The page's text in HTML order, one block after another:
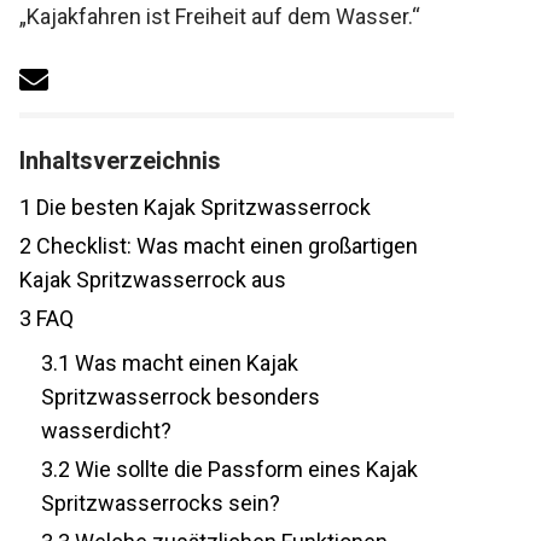
„Kajakfahren ist Freiheit auf dem Wasser.“
Inhaltsverzeichnis
Die besten Kajak Spritzwasserrock
Checklist: Was macht einen großartigen
Kajak Spritzwasserrock aus
FAQ
3.1Was macht einen Kajak
Spritzwasserrock besonders
wasserdicht?
3.2Wie sollte die Passform eines Kajak
Spritzwasserrocks sein?